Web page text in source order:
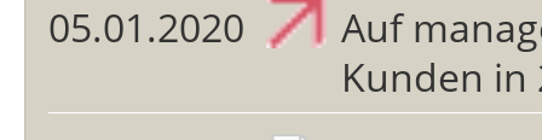
05.01.2020
Auf
Kunden in